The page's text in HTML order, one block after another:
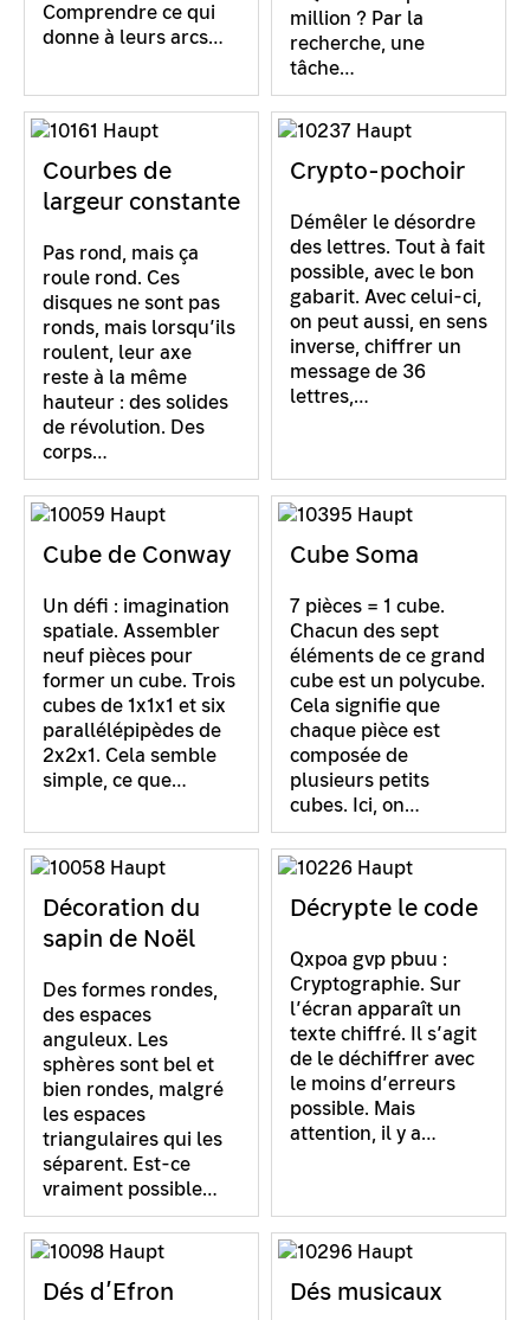
Comprendre ce qui
donne à leurs arcs…
million ? Par la
recherche, une
tâche…
Courbes de
largeur constante
Pas rond, mais ça
roule rond. Ces
disques ne sont pas
ronds, mais lorsqu’ils
roulent, leur axe
reste à la même
hauteur : des solides
de révolution. Des
corps…
Crypto-pochoir
Démêler le désordre
des lettres. Tout à fait
possible, avec le bon
gabarit. Avec celui-ci,
on peut aussi, en sens
inverse, chiffrer un
message de 36
lettres,…
Cube de Conway
Un défi : imagination
spatiale. Assembler
neuf pièces pour
former un cube. Trois
cubes de 1x1x1 et six
parallélépipèdes de
2x2x1. Cela semble
simple, ce que…
Cube Soma
7 pièces = 1 cube.
Chacun des sept
éléments de ce grand
cube est un polycube.
Cela signifie que
chaque pièce est
composée de
plusieurs petits
cubes. Ici, on…
Décoration du
sapin de Noël
Des formes rondes,
des espaces
anguleux. Les
sphères sont bel et
bien rondes, malgré
les espaces
triangulaires qui les
séparent. Est-ce
vraiment possible…
Décrypte le code
Qxpoa gvp pbuu :
Cryptographie. Sur
l’écran apparaît un
texte chiffré. Il s’agit
de le déchiffrer avec
le moins d’erreurs
possible. Mais
attention, il y a…
Dés d’Efron Dés musicaux